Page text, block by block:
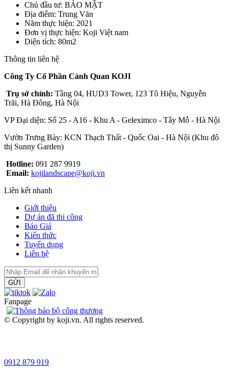
Chủ đầu tư: BẢO MẬT
Địa điểm: Trung Văn
Năm thực hiện: 2021
Đơn vị thực hiện: Koji Việt nam
Diện tích: 80m2
Thông tin liên hệ
Công Ty Cổ Phần Cảnh Quan KOJI
Trụ sở chính: Tầng 04, HUD3 Tower, 123 Tô Hiệu, Nguyễn
Trãi, Hà Đông, Hà Nội
VP Đại diện: Số 25 - A16 - Khu A - Geleximco - Tây Mỗ - Hà Nội
Vườn Trưng Bày: KCN Thạch Thất - Quốc Oai - Hà Nội (Khu đô
thị Sunny Garden)
Hotline: 091 287 9919
Email: kojilandscape@koji.vn
Liên kết nhanh
Giới thiệu
Dự án đã thi công
Báo Giá
Kiến thức
Tuyển dụng
Liên hệ
GỬI
Fanpage
© Copyright by koji.vn. All rights reserved.
0912 879 919